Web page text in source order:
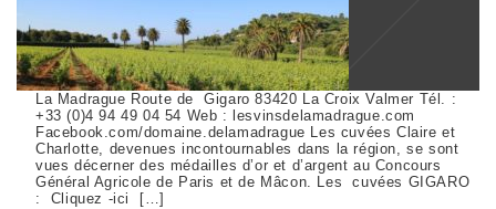
La Madrague Route de Gigaro 83420 La Croix Valmer Tél. :
+33 (0)4 94 49 04 54 Web : lesvinsdelamadrague.com
Facebook.com/domaine.delamadrague Les cuvées Claire et
Charlotte, devenues incontournables dans la région, se sont
vues décerner des médailles d’or et d’argent au Concours
Général Agricole de Paris et de Mâcon. Les cuvées GIGARO
: Cliquez -ici […]